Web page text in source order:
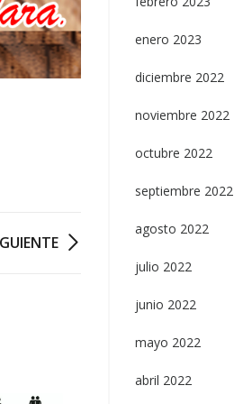
enero 2023
diciembre 2022
noviembre 2022
octubre 2022
septiembre 2022
agosto 2022
julio 2022
junio 2022
mayo 2022
abril 2022